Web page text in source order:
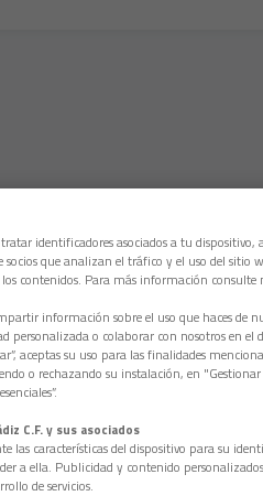
identificadores asociados a tu
socios que analizan el tráfico y el uso del
los contenidos. Para más información consulte
información sobre el uso que haces de
personalizada o colaborar con nosotros en el
aceptas su uso para las finalidades
o rechazando su instalación, en "Gestionar
C.F. y sus asociados
las características del dispositivo para su
a ella. Publicidad y contenido
de servicios.